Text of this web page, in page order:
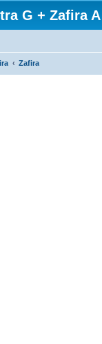
G + Zafira
Zafira